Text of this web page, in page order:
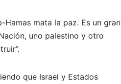
mata la paz. Es un gran
uno palestino y otro
que Israel y Estados